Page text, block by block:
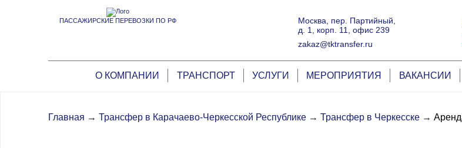
ПАССАЖИРСКИЕ ПЕРЕВОЗКИ ПО РФ
Москва, пер. Партийный,
д. 1, корп. 11, офис 239
zakaz@tktransfer.ru
О КОМПАНИИ ТРАНСПОРТ УСЛУГИ МЕРОПРИЯТИЯ ВАКАНСИИ
Главная → Трансфер в Карачаево-Черкесской Республике → Трансфер в Черкесске →